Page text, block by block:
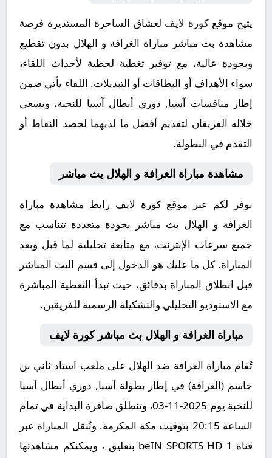
يتيح موقعكورة لايف لعشاق الساحرة المستديرة فرصة
مشاهدة بث مباشر مباراة الغرافة و الهلال بدون تقطيع
وبجودة عالية، مع توفير تغطية لحظية لأحداث اللقاء،
سواء الأهداف أو البطاقات أو التبديلات. اللقاء يأتي ضمن
إطار منافسات آسيا, دوري أبطال آسيا للنخبة، ويسعى
خلاله الفريقان لتقديم أفضل ما لديهما لحصد النقاط أو
التقدم في البطولة.
مشاهدة مباراة الغرافة و الهلال بث مباشر
نوفر لكم عبر موقع كورة لايف رابط مشاهدة مباراة
الغرافة و الهلال بث مباشر بجودة متعددة تتناسب مع
جميع سرعات الإنترنت، مع متابعة تحليلية لما قبل وبعد
المباراة. كل ما عليك هو الدخول إلى قسم البث المباشر
قبل انطلاق المباراة بدقائق، حيث تبدأ التغطية المباشرة
مع الاستوديو التحليلي والتشكيلة الرسمية للفريقين.
مباراة الغرافة و الهلال بث مباشر كورة لايف
تُقام مباراة الغرافة ضد الهلال على ملعب استاد ثاني بن
جاسم (الغرافة) في إطار بطولة آسيا, دوري أبطال آسيا
للنخبة يوم 2025-11-03، وتنطلق صافرة البداية في تمام
الساعة 20:15 بتوقيت مكة المكرمة. وتُنقل المباراة عبر
قناة beIN SPORTS HD 1 بتعليق ، ويمكنكم مشاهدتها